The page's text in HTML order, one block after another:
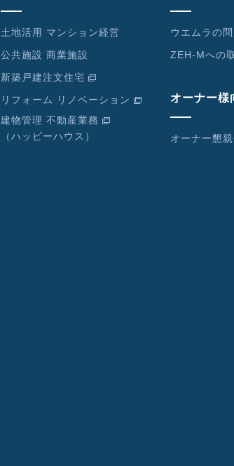
土地活用 マンション経営
公共施設 商業施設
新築戸建注文住宅
リフォーム リノベーション
建物管理 不動産業務
（ハッピーハウス）
ウエムラの
ZEH-Mへの
オーナー様
オーナー懇親